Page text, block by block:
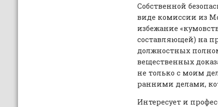
Собственной
виде комиссии из
избежание
составляющей) на
должностных
вещественных
не только с моим
ранними делами,
Интересует и